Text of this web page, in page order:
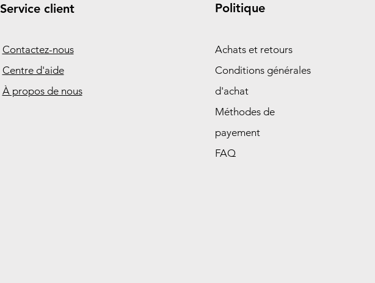
Service client
Contactez-nous
Centre d'aide
À propos de nous
Politique
Achats et retours
Conditions générales
d'achat
Méthodes de
payement
FAQ